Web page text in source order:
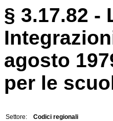
§ 3.17.82 -
agosto
per le
Settore:
Codici regionali